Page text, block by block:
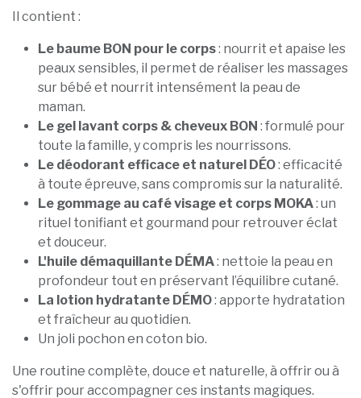
Il contient :
Le baume BON pour le corps: nourrit et apaise les
peaux sensibles, il permet de réaliser les massages
sur bébé et nourrit intensément la peau de
maman.
Le gel lavant corps & cheveux BON : formulé pour
toute la famille, y compris les nourrissons.
Le déodorant efficace et naturel DÉO: efficacité
à toute épreuve, sans compromis sur la naturalité.
Le gommage au café visage et corps MOKA: un
rituel tonifiant et gourmand pour retrouver éclat
et douceur.
L'huile démaquillante DÉMA: nettoie la peau en
profondeur tout en préservant l’équilibre cutané.
La lotion hydratante DÉMO: apporte hydratation
et fraîcheur au quotidien.
Un joli pochon en coton bio.
Une routine complète, douce et naturelle, à offrir ou à
s'offrir pour accompagner ces instants magiques.